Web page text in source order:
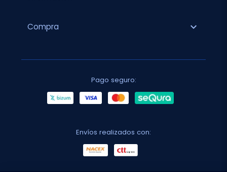
Compra expand_more
Pago seguro:
Envíos realizados con: